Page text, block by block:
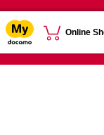
Online